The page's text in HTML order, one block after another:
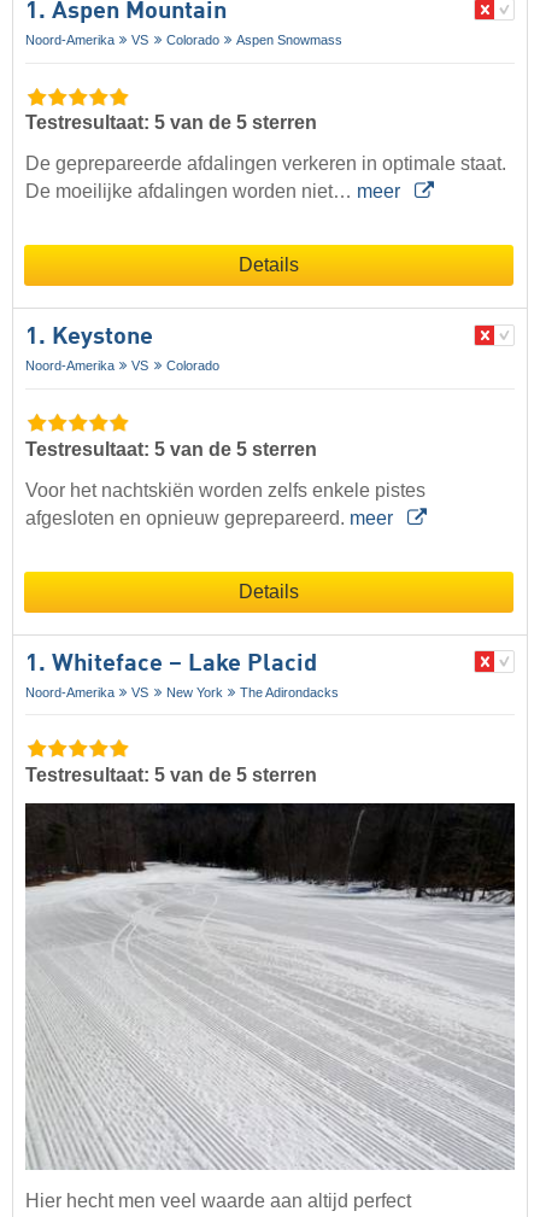
1. Aspen Mountain
Noord-Amerika VS Colorado Aspen Snowmass
Testresultaat: 5 van de 5 sterren
De geprepareerde afdalingen verkeren in optimale staat.
De moeilijke afdalingen worden niet… meer
Details
1. Keystone
Noord-Amerika VS Colorado
Testresultaat: 5 van de 5 sterren
Voor het nachtskiën worden zelfs enkele pistes
afgesloten en opnieuw geprepareerd. meer
Details
1. Whiteface – Lake Placid
Noord-Amerika VS New York The Adirondacks
Testresultaat: 5 van de 5 sterren
Hier hecht men veel waarde aan altijd perfect